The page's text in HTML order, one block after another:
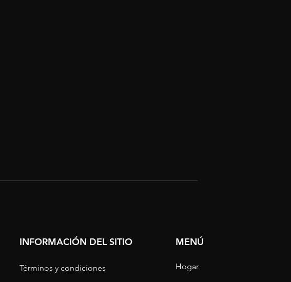
INFORMACIÓN DEL SITIO
Términos y condiciones
MENÚ
Hogar